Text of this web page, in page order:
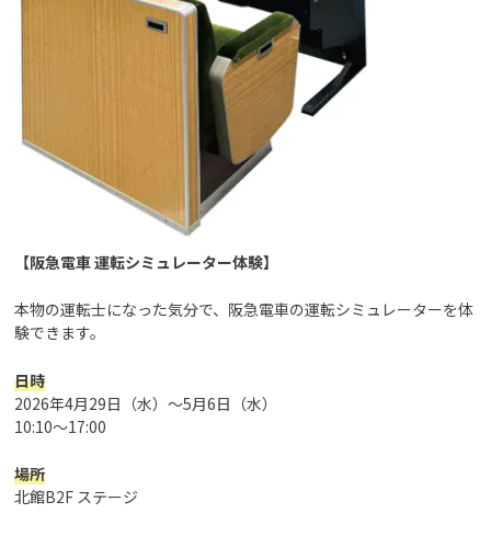
【阪急電車 運転シミュレーター体験】
本物の運転士になった気分で、阪急電車の運転シミュレーターを体
験できます。
日時
2026年4月29日（水）～5月6日（水）
10:10～17:00
場所
北館B2F ステージ